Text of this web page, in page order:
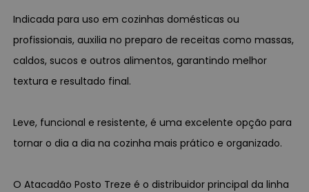
Indicada para uso em cozinhas domésticas ou
profissionais, auxilia no preparo de receitas como massas,
caldos, sucos e outros alimentos, garantindo melhor
textura e resultado final.
Leve, funcional e resistente, é uma excelente opção para
tornar o dia a dia na cozinha mais prático e organizado.
O Atacadão Posto Treze é o distribuidor principal da linha